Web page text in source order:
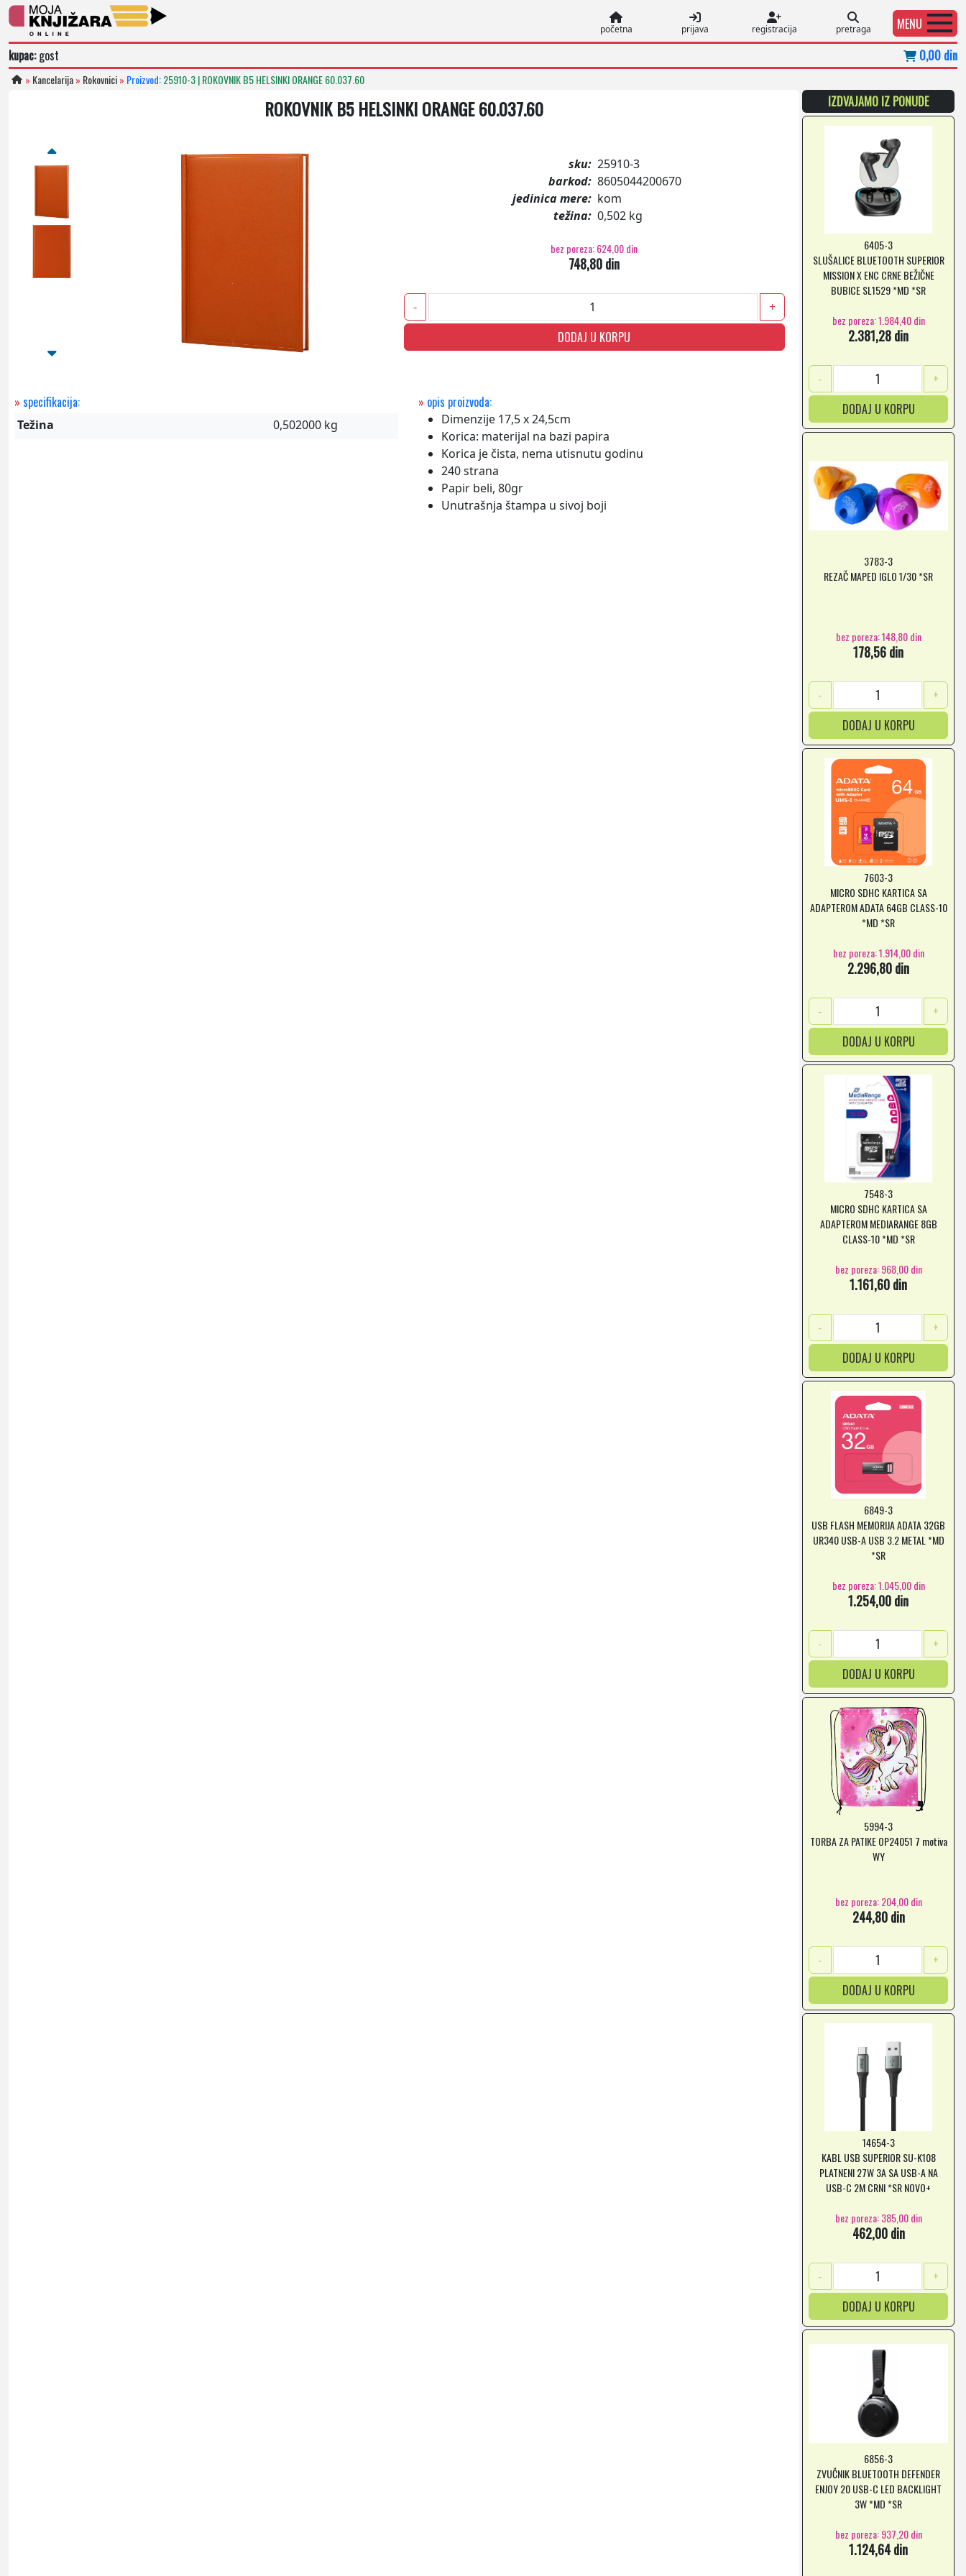
početna prijava registracija pretraga
MENU
kupac:gost 0,00 din
» Kancelarija» Rokovnici» Proizvod:25910-3 | ROKOVNIK B5 HELSINKI ORANGE 60.037.60
ROKOVNIK B5 HELSINKI ORANGE 60.037.60
sku: 25910-3
barkod: 8605044200670
jedinica mere: kom
težina: 0,502 kg
bez poreza: 624,00 din
748,80 din
- +
DODAJ U KORPU
» specifikacija:
Težina 0,502000 kg
» opis proizvoda:
Dimenzije 17,5 x 24,5cm
Korica: materijal na bazi papira
Korica je čista, nema utisnutu godinu
240 strana
Papir beli, 80gr
Unutrašnja štampa u sivoj boji
IZDVAJAMO IZ PONUDE
6405-3
SLUŠALICE BLUETOOTH SUPERIOR
MISSION X ENC CRNE BEŽIČNE
BUBICE SL1529 *MD *SR
bez poreza: 1.984,40 din
2.381,28 din
-
+
DODAJ U KORPU
3783-3
REZAČ MAPED IGLO 1/30 *SR
bez poreza: 148,80 din
178,56 din
-
+
DODAJ U KORPU
7603-3
MICRO SDHC KARTICA SA
ADAPTEROM ADATA 64GB CLASS-10
*MD *SR
bez poreza: 1.914,00 din
2.296,80 din
-
+
DODAJ U KORPU
7548-3
MICRO SDHC KARTICA SA
ADAPTEROM MEDIARANGE 8GB
CLASS-10 *MD *SR
bez poreza: 968,00 din
1.161,60 din
-
+
DODAJ U KORPU
6849-3
USB FLASH MEMORIJA ADATA 32GB
UR340 USB-A USB 3.2 METAL *MD
*SR
bez poreza: 1.045,00 din
1.254,00 din
-
+
DODAJ U KORPU
5994-3
TORBA ZA PATIKE OP24051 7 motiva
WY
bez poreza: 204,00 din
244,80 din
-
+
DODAJ U KORPU
14654-3
KABL USB SUPERIOR SU-K108
PLATNENI 27W 3A SA USB-A NA
USB-C 2M CRNI *SR NOVO+
bez poreza: 385,00 din
462,00 din
-
+
DODAJ U KORPU
6856-3
ZVUČNIK BLUETOOTH DEFENDER
ENJOY 20 USB-C LED BACKLIGHT
3W *MD *SR
bez poreza: 937,20 din
1.124,64 din